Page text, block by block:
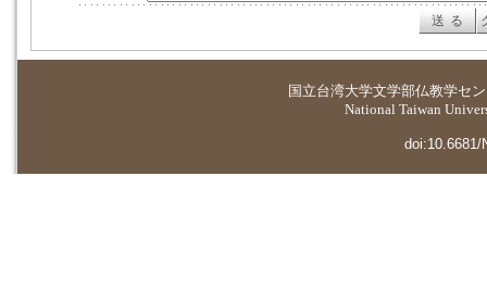
国立台湾大学文学部仏教学セ
National Taiwan
doi:10.6681/